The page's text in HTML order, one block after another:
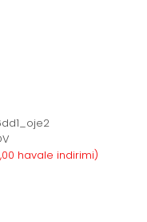
havale indirimi)